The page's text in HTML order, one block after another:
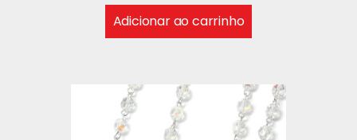
Adicionar ao carrinho